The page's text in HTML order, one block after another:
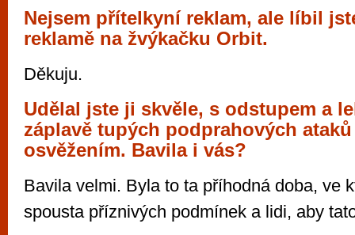
Nejsem přítelkyní reklam, ale líbil
reklamě na žvýkačku Orbit.
Děkuju.
Udělal jste ji skvěle, s odstupem a
záplavě tupých podprahových
osvěžením. Bavila i vás?
Bavila velmi. Byla to ta příhodná doba, ve
spousta příznivých podmínek a lidi, aby